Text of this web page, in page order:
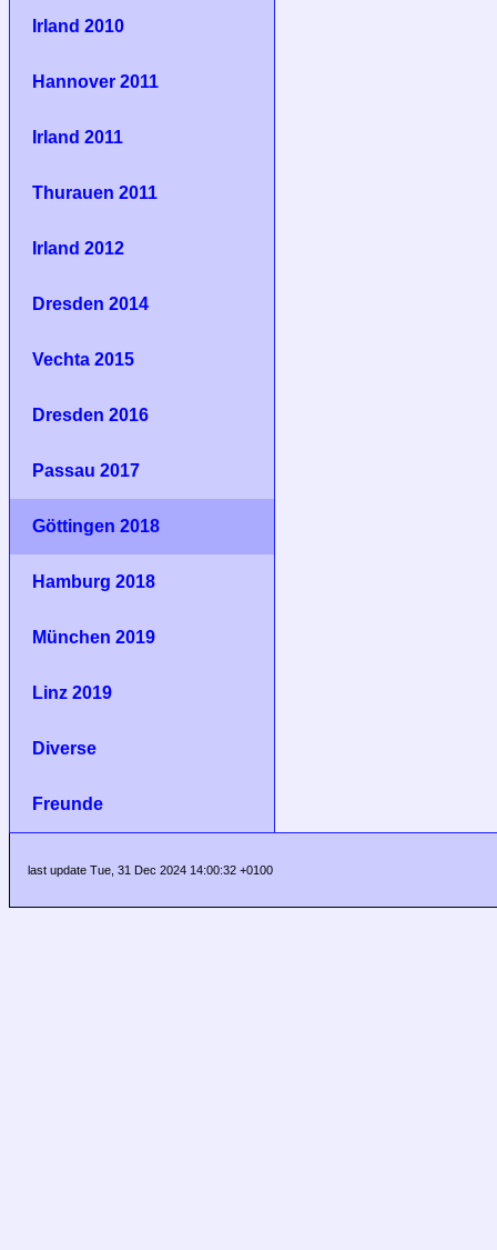
Irland 2010
Hannover 2011
Irland 2011
Thurauen 2011
Irland 2012
Dresden 2014
Vechta 2015
Dresden 2016
Passau 2017
Göttingen 2018
Hamburg 2018
München 2019
Linz 2019
Diverse
Freunde
last update Tue, 31 Dec 2024 14:00:32 +0100